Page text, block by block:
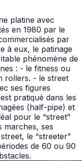
platine avec
en 1980 par le
par
à eux, le patinage
phénomène de
: - le fitness ou
rollers. - le street
ses figures
pratiqué dans les
(half-pipe) et
pour le “street”
marches, ses
le “streeter”
de 60 ou 90